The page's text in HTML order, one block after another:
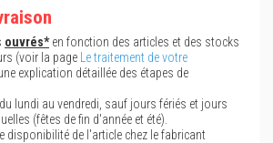
ouvrés*en fonction des articles et des stocks
(voir la page
Le traitement de votre
explication détaillée des étapes de
lundi au vendredi, sauf jours fériés et jours
(fêtes de fin d'année et été).
disponibilité de l'article chez le fabricant